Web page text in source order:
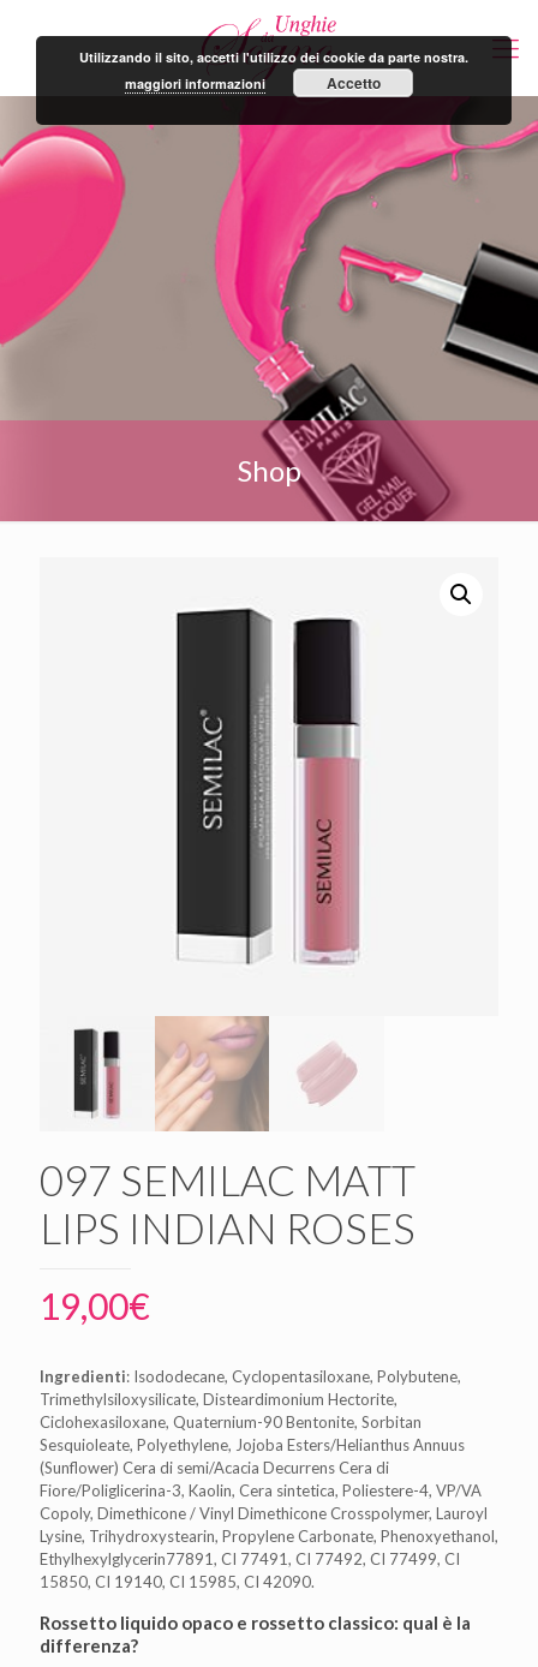
Shop
097 SEMILAC MATT
LIPS INDIAN ROSES
19,00€
Ingredienti: Isododecane, Cyclopentasiloxane, Polybutene,
Trimethylsiloxysilicate, Disteardimonium Hectorite,
Ciclohexasiloxane, Quaternium-90 Bentonite, Sorbitan
Sesquioleate, Polyethylene, Jojoba Esters/Helianthus Annuus
(Sunflower) Cera di semi/Acacia Decurrens Cera di
Fiore/Poliglicerina-3, Kaolin, Cera sintetica, Poliestere-4, VP/VA
Copoly, Dimethicone / Vinyl Dimethicone Crosspolymer, Lauroyl
Lysine, Trihydroxystearin, Propylene Carbonate, Phenoxyethanol,
Ethylhexylglycerin77891, CI 77491, CI 77492, CI 77499, CI
15850, CI 19140, CI 15985, CI 42090.
Rossetto liquido opaco e rossetto classico: qual è la
differenza?
Utilizzando il sito, accetti l'utilizzo dei cookie da parte nostra.
maggiori informazioni
Accetto